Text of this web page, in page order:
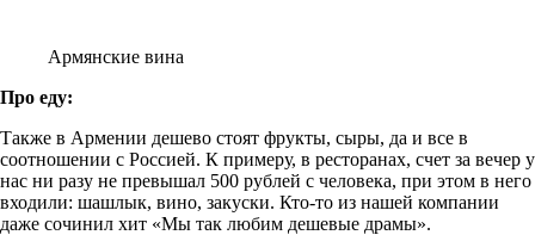
Армянские вина
Про еду:
Также в Армении дешево стоят фрукты, сыры, да и все в
соотношении с Россией. К примеру, в ресторанах, счет за вечер у
нас ни разу не превышал 500 рублей с человека, при этом в него
входили: шашлык, вино, закуски. Кто-то из нашей компании
даже сочинил хит «Мы так любим дешевые драмы».